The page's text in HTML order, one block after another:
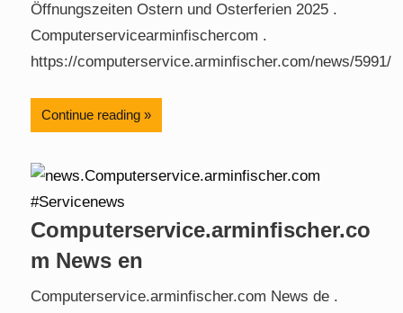
Öffnungszeiten Ostern und Osterferien 2025 .
Computerservicearminfischercom .
https://computerservice.arminfischer.com/news/5991/
Continue reading
Computerservice.arminfischer.co
m News en
Computerservice.arminfischer.com News de .